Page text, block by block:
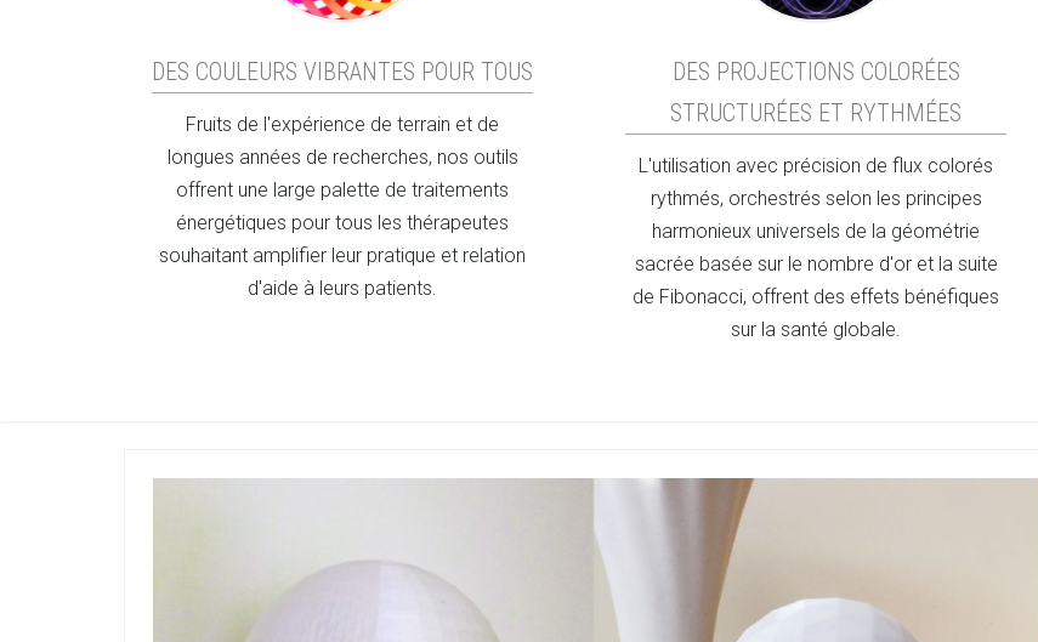
DES COULEURS VIBRANTES POUR TOUS
Fruits de l'expérience de terrain et de
longues années de recherches, nos outils
offrent une large palette de traitements
énergétiques pour tous les thérapeutes
souhaitant amplifier leur pratique et relation
d'aide à leurs patients.
DES PROJECTIONS COLORÉES
STRUCTURÉES ET RYTHMÉES
L'utilisation avec précision de flux colorés
rythmés, orchestrés selon les principes
harmonieux universels de la géométrie
sacrée basée sur le nombre d'or et la suite
de Fibonacci, offrent des effets bénéfiques
sur la santé globale.